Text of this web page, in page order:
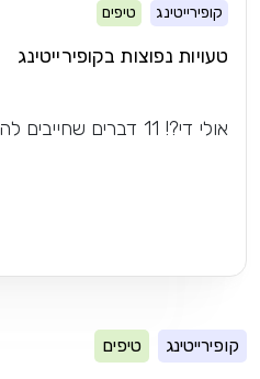
קופירייטינג טיפים
טעויות נפוצות בקופירייטינג
אולי די?! 11 דברים שחייבים להפסיק לעשות בכתיבה​
קופירייטינג טיפים